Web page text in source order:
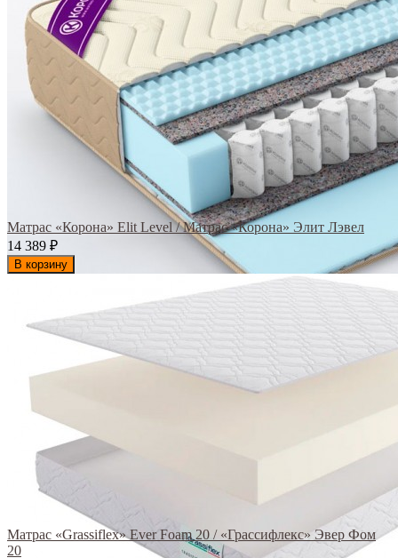
Матрас «Корона» Elit Level / Матрас «Корона» Элит Лэвел
14 389 ₽
В корзину
Матрас «Grassiflex» Ever Foam 20 / «Грассифлекс» Эвер Фом
20